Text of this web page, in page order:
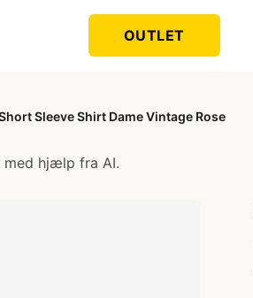
OUTLET
Sleeve Shirt Dame Vintage Rose
med hjælp fra AI.